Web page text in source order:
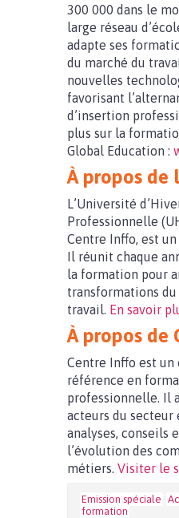
300 000 dans le
large réseau
adapte ses
du marché du
nouvelles
favorisant
d’insertion
plus sur la
Global Education :
À propos de
L’Université
Professionnelle
Centre Inffo, est
Il réunit chaque
la formation pour
transformations du
travail. En savoir
À propos de
Centre Inffo est un
référence en
professionnelle. Il
acteurs du secteur
analyses, conseils
l’évolution des
métiers. Visiter le
Emission spéciale
formation